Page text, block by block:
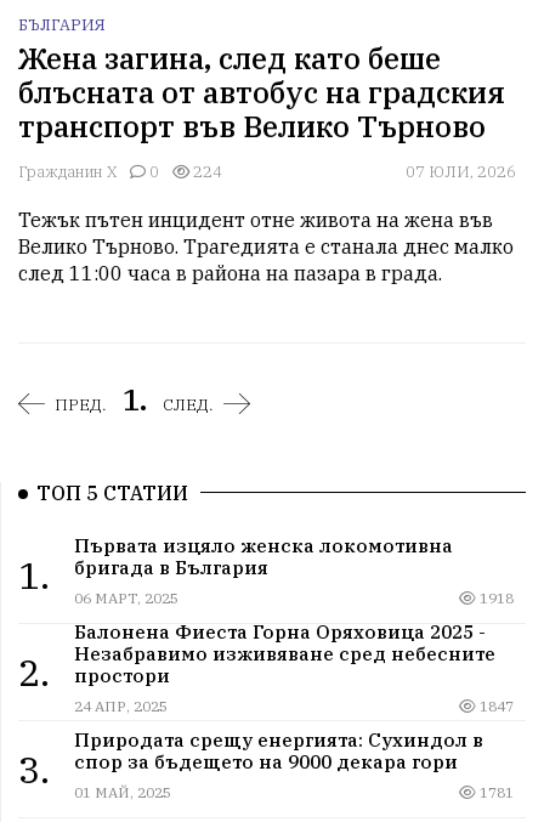
БЪЛГАРИЯ
Жена загина, след като беше
блъсната от автобус на градския
транспорт във Велико Търново
Гражданин Х 0 224 07 ЮЛИ, 2026
Тежък пътен инцидент отне живота на жена във
Велико Търново. Трагедията е станала днес малко
след 11:00 часа в района на пазара в града.
ПРЕД. 1. СЛЕД.
ТОП 5 СТАТИИ
1.
Първата изцяло женска локомотивна
бригада в България
06 МАРТ, 2025 1918
2.
Балонена Фиеста Горна Оряховица 2025 -
Незабравимо изживяване сред небесните
простори
24 АПР, 2025 1847
3.
Природата срещу енергията: Сухиндол в
спор за бъдещето на 9000 декара гори
01 МАЙ, 2025 1781